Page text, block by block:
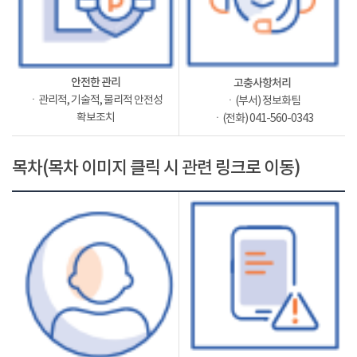
안전한 관리
ㆍ관리적, 기술적, 물리적 안전성
확보조치
고충사항처리
ㆍ(부서) 정보화팀
ㆍ(전화) 041-560-0343
목차(목차 이미지 클릭 시 관련 링크로 이동)